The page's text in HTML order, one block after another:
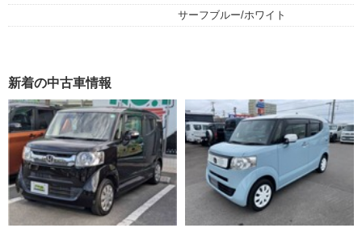
サーフブルー/ホワイト
新着の中古車情報